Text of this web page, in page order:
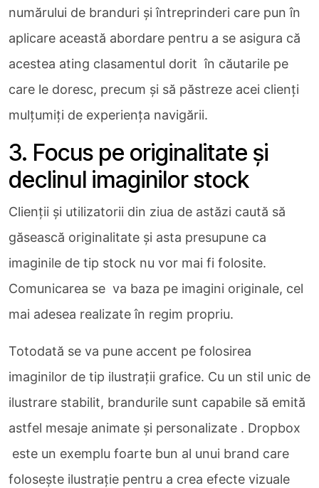
numărului de branduri și întreprinderi care pun în
aplicare această abordare pentru a se asigura că
acestea ating clasamentul dorit în căutarile pe
care le doresc, precum și să păstreze acei clienți
mulțumiți de experiența navigării.
3. Focus pe originalitate și
declinul imaginilor stock
Clienții și utilizatorii din ziua de astăzi caută să
găsească originalitate și asta presupune ca
imaginile de tip stock nu vor mai fi folosite.
Comunicarea se va baza pe imagini originale, cel
mai adesea realizate în regim propriu.
Totodată se va pune accent pe folosirea
imaginilor de tip ilustrații grafice. Cu un stil unic de
ilustrare stabilit, brandurile sunt capabile să emită
astfel mesaje animate și personalizate . Dropbox
este un exemplu foarte bun al unui brand care
folosește ilustrație pentru a crea efecte vizuale